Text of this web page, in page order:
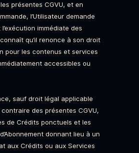
présentes CGVU, et en
l’Utilisateur demande
immédiate des
qu’il renonce à son droit
pour les contenus et services
accessibles ou
sauf droit légal applicable
des présentes CGVU,
de Crédits ponctuels et les
donnant lieu à un
aux Crédits ou aux Services